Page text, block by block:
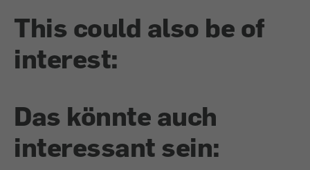
This could also be of
interest:
Das könnte auch
interessant sein: